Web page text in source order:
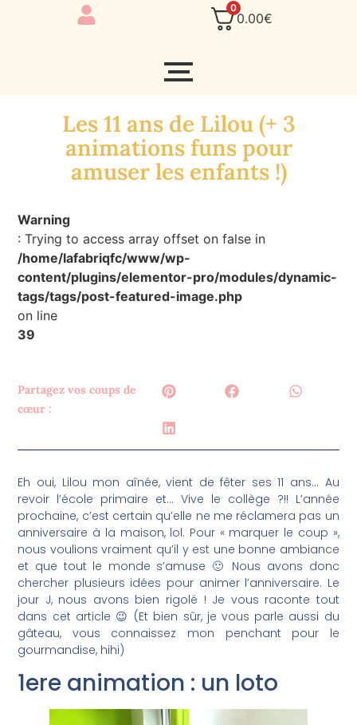
0
0.00€
Les 11 ans de Lilou (+ 3
animations funs pour
amuser les enfants !)
Warning
: Trying to access array offset on false in
/home/lafabriqfc/www/wp-
content/plugins/elementor-pro/modules/dynamic-
tags/tags/post-featured-image.php
on line
39
Partagez vos coups de
cœur :
Eh oui, Lilou mon aînée, vient de fêter ses 11 ans… Au
revoir l’école primaire et… Vive le collège ?!! L’année
prochaine, c’est certain qu’elle ne me réclamera pas un
anniversaire à la maison, lol. Pour « marquer le coup »,
nous voulions vraiment qu’il y est une bonne ambiance
et que tout le monde s’amuse 🙂 Nous avons donc
chercher plusieurs idées pour animer l’anniversaire. Le
jour J, nous avons bien rigolé ! Je vous raconte tout
dans cet article 😉 (Et bien sûr, je vous parle aussi du
gâteau, vous connaissez mon penchant pour le
gourmandise, hihi)
1ere animation : un loto